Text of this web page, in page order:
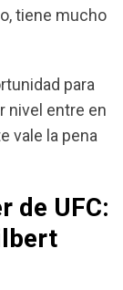
tiene mucho
para
nivel entre en
vale la pena
de UFC: